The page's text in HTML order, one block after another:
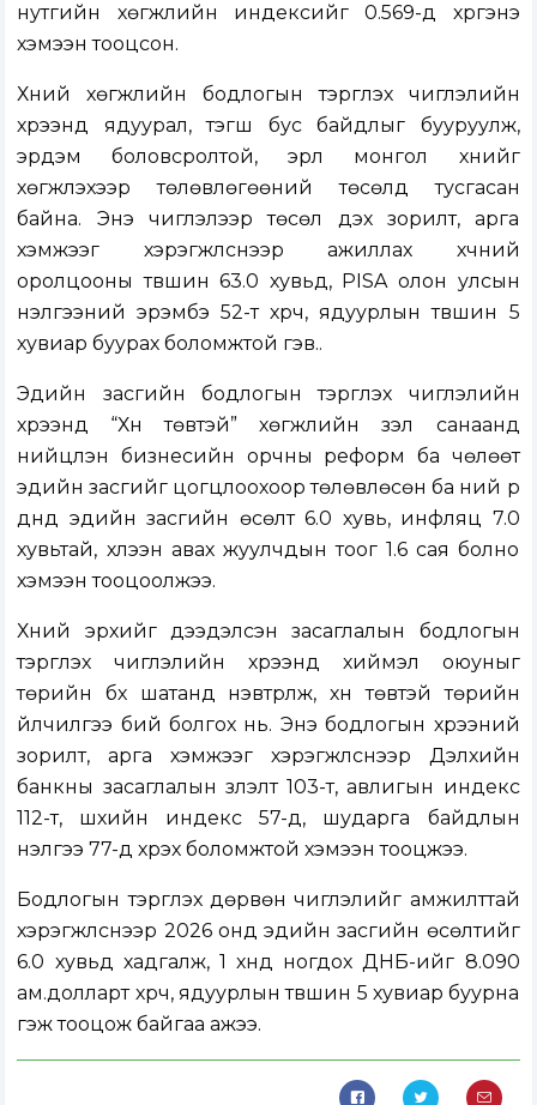
нутгийн хөгжлийн индексийг 0.569-д хүргэнэ
хэмээн тооцсон.
Хүний хөгжлийн бодлогын тэргүүлэх чиглэлийн
хүрээнд ядуурал, тэгш бус байдлыг бууруулж,
эрдэм боловсролтой, эрүүл монгол хүнийг
хөгжүүлэхээр төлөвлөгөөний төсөлд тусгасан
байна. Энэ чиглэлээр төсөл дэх зорилт, арга
хэмжээг хэрэгжүүлснээр ажиллах хүчний
оролцооны түвшин 63.0 хувьд, PISA олон улсын
үнэлгээний эрэмбэ 52-т хүрч, ядуурлын түвшин 5
хувиар буурах боломжтой гэв..
Эдийн засгийн бодлогын тэргүүлэх чиглэлийн
хүрээнд “Хүн төвтэй” хөгжлийн үзэл санаанд
нийцүүлэн бизнесийн орчны реформ ба чөлөөт
эдийн засгийг цогцлоохоор төлөвлөсөн ба үүний үр
дүнд эдийн засгийн өсөлт 6.0 хувь, инфляц 7.0
хувьтай, хүлээн авах жуулчдын тоог 1.6 сая болно
хэмээн тооцоолжээ.
Хүний эрхийг дээдэлсэн засаглалын бодлогын
тэргүүлэх чиглэлийн хүрээнд хиймэл оюуныг
төрийн бүх шатанд нэвтрүүлж, хүн төвтэй төрийн
үйлчилгээ бий болгох нь. Энэ бодлогын хүрээний
зорилт, арга хэмжээг хэрэгжүүлснээр Дэлхийн
банкны засаглалын үзүүлэлт 103-т, авлигын индекс
112-т, шүүхийн индекс 57-д, шударга байдлын
үнэлгээ 77-д хүрэх боломжтой хэмээн тооцжээ.
Бодлогын тэргүүлэх дөрвөн чиглэлийг амжилттай
хэрэгжүүлснээр 2026 онд эдийн засгийн өсөлтийг
6.0 хувьд хадгалж, 1 хүнд ногдох ДНБ-ийг 8.090
ам.долларт хүрч, ядуурлын түвшин 5 хувиар буурна
гэж тооцож байгаа ажээ.